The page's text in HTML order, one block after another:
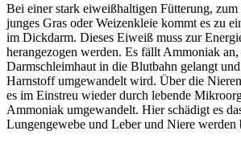
Bei einer stark eiweißhaltigen Fütterung,
junges Gras oder Weizenkleie kommt es zu
im Dickdarm. Dieses Eiweiß muss zur
herangezogen werden. Es fällt Ammoniak an,
Darmschleimhaut in die Blutbahn gelangt
Harnstoff umgewandelt wird. Über die
es im Einstreu wieder durch lebende
Ammoniak umgewandelt. Hier schädigt es
Lungengewebe und Leber und Niere werden